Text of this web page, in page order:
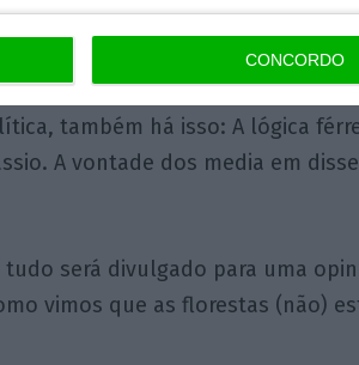
CONCORDO
ou foco autoimune …
e o potássio não são um
também há isso: A lógica
A vontade dos media em
será divulgado para uma
vimos que as florestas (não)